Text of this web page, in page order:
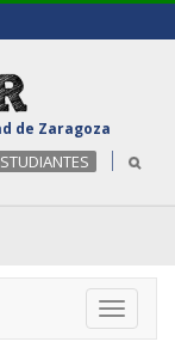
de Zaragoza
Toggle